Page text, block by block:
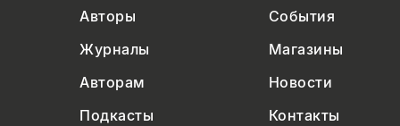
Авторы
События
Журналы
Магазины
Авторам
Новости
Подкасты
Контакты